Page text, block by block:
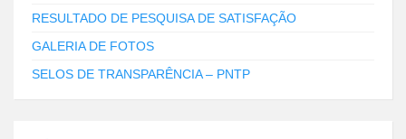
RESULTADO DE PESQUISA DE SATISFAÇÃO
GALERIA DE FOTOS
SELOS DE TRANSPARÊNCIA – PNTP